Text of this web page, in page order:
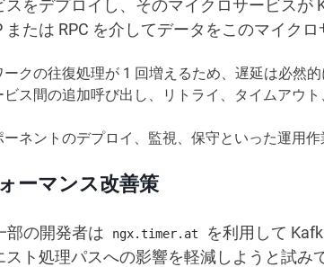
をデプロイし、そのマイクロサービスが
たは RPC を介してデータをこのマイクロ
ークの往復処理が 1 回増えるため、遅延は必然的
ビス間の追加呼び出し、リトライ、タイムアウ
ーネントのデプロイ、監視、保守といった運用作
ーマンス改善策
部の開発者は ngx.timer.at
を利用して
スト処理パスへの影響を軽減しようと試